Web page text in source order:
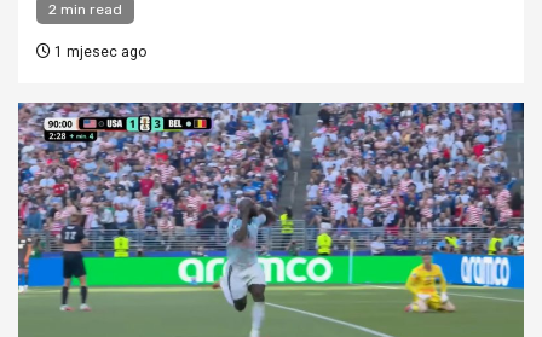
2 min read
1 mjesec ago